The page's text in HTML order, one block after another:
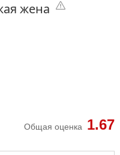
жена
Общая оценка 1.67